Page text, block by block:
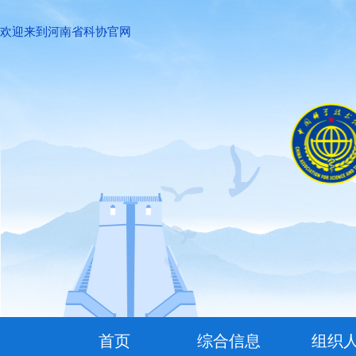
欢迎来到河南省科协官网
首页 综合信息 组织